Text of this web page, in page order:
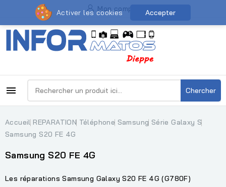
Mon compte
 Chercher
Accueil REPARATION Téléphone Samsung Série Galaxy S
Samsung S20 FE 4G
Samsung S20 FE 4G
Les réparations Samsung Galaxy S20 FE 4G (G780F)
Activer les cookies Accepter